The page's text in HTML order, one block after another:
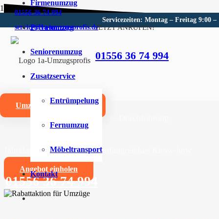
01556 36 74 994
service@1a-umzugsprofis.de
Servicezeiten: Montag – Freitag 9:00 –
JETZT ANRUFEN!
01556 36 74 994
Firmenumzug
Privatumzug
Seniorenumzug
Zusatzservice
Entrümpelung
Fernumzug
Möbeltransport
Kontakt
Umzugskostenrechner
Umzugsunternehmen für
Wir sind Ihr kompetentes Umzugsunternehmen für
Zuverlässige und professionelle Durchführung
Jahrelange Erfahrung und umfangreiches Know-how
Angebot einholen
01556 36 74 994